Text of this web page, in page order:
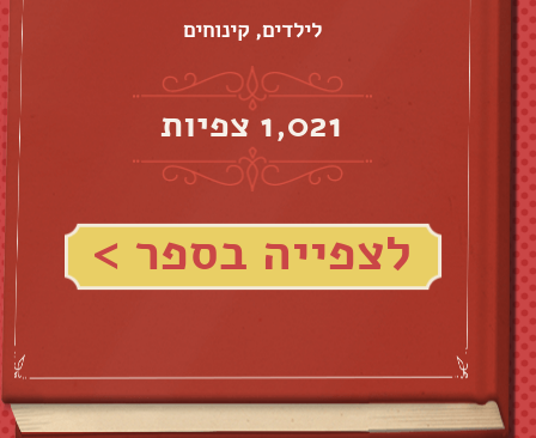
לילדים, קינוחים
1,021 צפיות
לצפייה בספר >